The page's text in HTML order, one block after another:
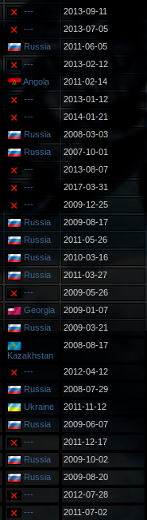
---
2013-09-11
---
2013-07-05
Russia
2011-06-05
---
2013-02-12
Angola
2011-02-14
---
2013-01-12
---
2014-01-21
Russia
2008-03-03
Russia
2007-10-01
---
2013-08-07
---
2017-03-31
---
2009-12-25
Russia
2009-08-17
Russia
2011-05-26
Russia
2010-03-16
Russia
2011-03-27
---
2009-05-26
Georgia
2009-01-07
Russia
2009-03-21
Kazakhstan
2008-08-17
---
2012-04-12
Russia
2008-07-29
Ukraine
2011-11-12
Russia
2009-06-07
---
2011-12-17
Russia
2009-10-02
Russia
2009-08-20
---
2012-07-28
---
2011-07-02